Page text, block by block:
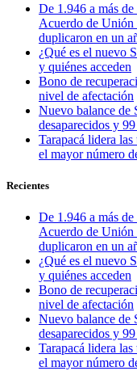
De 1.946 a más
Acuerdo de Unión
duplicaron en un
¿Qué es el nuevo
y quiénes acceden
Bono de
nivel de afectación
Nuevo balance de
desaparecidos y
Tarapacá lidera
el mayor número
Recientes
De 1.946 a más
Acuerdo de Unión
duplicaron en un
¿Qué es el nuevo
y quiénes acceden
Bono de
nivel de afectación
Nuevo balance de
desaparecidos y
Tarapacá lidera
el mayor número